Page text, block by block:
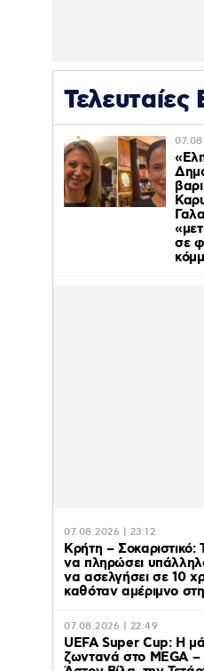
Τελευταίες
σε
07.08.2026 | 23:12
Κρήτη – Σοκαριστικό:
να πληρώσει
να ασελγήσει σε 10
καθόταν αμέριμνο
07.08.2026 | 22:49
UEFA Super Cup: Η
ζωντανά στο MEGA